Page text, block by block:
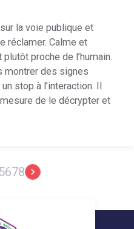
la voie publique et
réclamer. Calme et
proche de l’humain.
montrer des signes
stop à l’interaction. Il
de le décrypter et
678 keyboard_arrow_right